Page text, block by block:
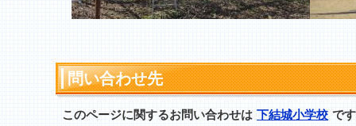
問い合わせ先
このページに関するお問い合わせは 下結城小学校 で